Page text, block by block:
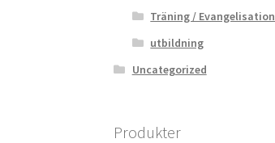
Träning / Evangelisation
utbildning
Uncategorized
Produkter